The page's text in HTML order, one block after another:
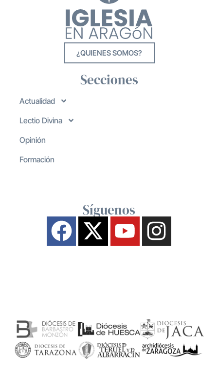
¿QUIENES SOMOS?
Secciones
Actualidad
Lectio Divina
Opinión
Formación
Síguenos